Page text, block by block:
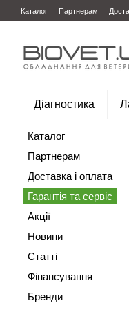
Перейти до основного
Каталог Партнерам
Діагностика
Каталог
Партнерам
Доставка і оплата
Гарантія та сервіс
Акції
Новини
Статті
Фінансування
Бренди